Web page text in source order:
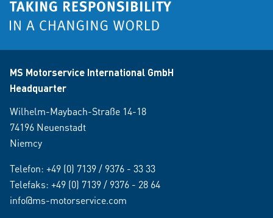
MS Motorservice International GmbH
Headquarter
Wilhelm-Maybach-Straße 14-18
74196 Neuenstadt
Niemcy
Telefon: +49 (0) 7139 / 9376 - 33 33
Telefaks: +49 (0) 7139 / 9376 - 28 64
info@ms-motorservice.com